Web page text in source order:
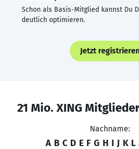
Schon als Basis-Mitglied kannst Du
deutlich optimieren.
Jetzt
21 Mio. XING
Nachname:
A B C D E F G H I J K L